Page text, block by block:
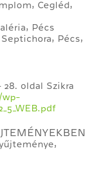
Cegléd,
Pécs
Pécs,
28. oldal Szikra
wp-